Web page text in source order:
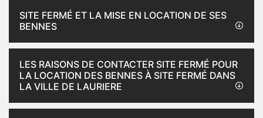
SITE FERMÉ ET LA MISE EN LOCATION DE SES
BENNES
LES RAISONS DE CONTACTER SITE FERMÉ POUR
LA LOCATION DES BENNES À SITE FERMÉ DANS
LA VILLE DE LAURIERE